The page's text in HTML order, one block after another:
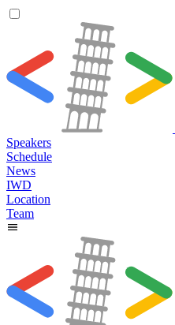
Speakers
Schedule
News
IWD
Location
Team